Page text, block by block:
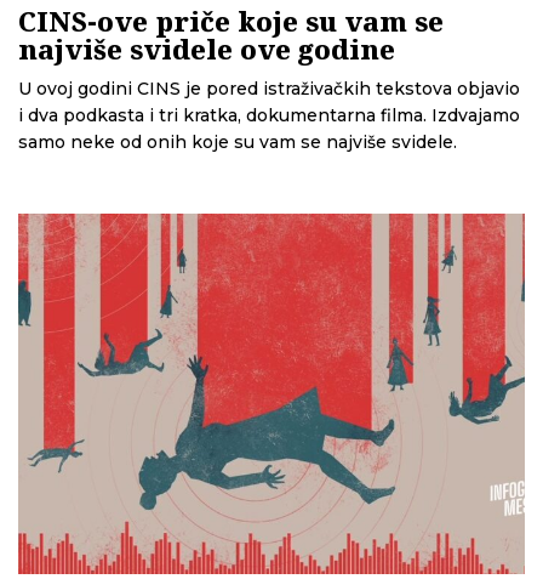
CINS-ove priče koje su vam se
najviše svidele ove godine
U ovoj godini CINS je pored istraživačkih tekstova objavio
i dva podkasta i tri kratka, dokumentarna filma. Izdvajamo
samo neke od onih koje su vam se najviše svidele.